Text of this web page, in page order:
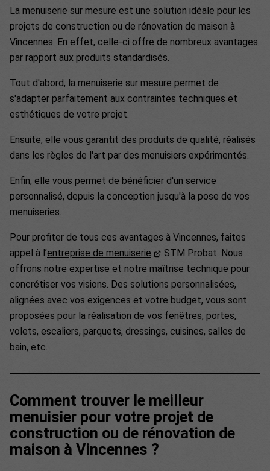
La menuiserie sur mesure est une solution idéale pour les
projets de construction ou de rénovation de maison à
Vincennes. En effet, celle-ci offre de nombreux avantages
par rapport aux produits standardisés.
Tout d'abord, la menuiserie sur mesure permet de
s'adapter parfaitement aux contraintes techniques et
esthétiques de votre projet.
Ensuite, elle vous garantit des produits de qualité, réalisés
dans les règles de l'art par des menuisiers expérimentés.
Enfin, elle vous permet de bénéficier d'un service
personnalisé, depuis la conception jusqu'à la pose de vos
menuiseries.
Pour profiter de tous ces avantages à Vincennes, faites
appel à l’entreprise de menuiserie
STM Probat. Nous
offrons notre expertise et notre maîtrise technique pour
concrétiser vos visions. Des solutions personnalisées,
alignées avec vos exigences et votre budget, vous sont
proposées pour la réalisation de vos fenêtres, portes,
volets, escaliers, parquets, dressings, cuisines, salles de
bain, etc.
Comment trouver le meilleur
menuisier pour votre projet de
construction ou de rénovation de
maison à Vincennes ?